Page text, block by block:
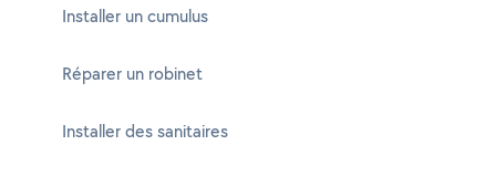
Installer un cumulus
Réparer un robinet
Installer des sanitaires